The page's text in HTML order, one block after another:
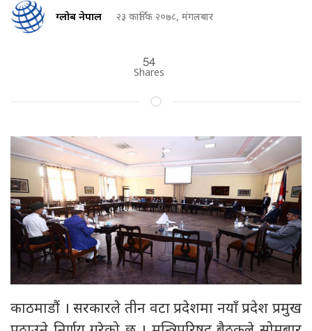
ग्लोब नेपाल २३ कार्तिक २०७८, मंगलबार
54
Shares
काठमाडौं । सरकारले तीन वटा प्रदेशमा नयाँ प्रदेश प्रमुख